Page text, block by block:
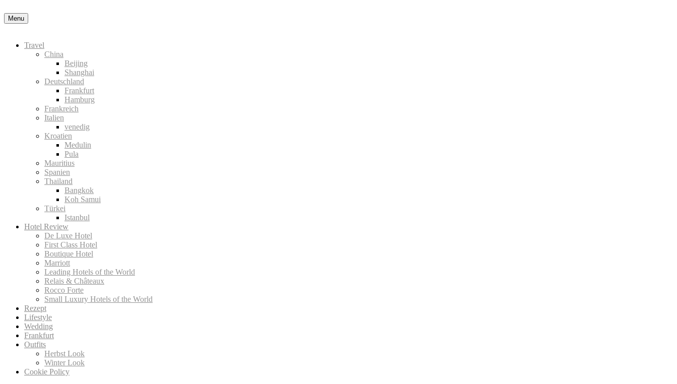
Menu
Travel
China
Beijing
Shanghai
Deutschland
Frankfurt
Hamburg
Frankreich
Italien
venedig
Kroatien
Medulin
Pula
Mauritius
Spanien
Thailand
Bangkok
Koh Samui
Türkei
Istanbul
Hotel Review
De Luxe Hotel
First Class Hotel
Boutique Hotel
Marriott
Leading Hotels of the World
Relais & Châteaux
Rocco Forte
Small Luxury Hotels of the World
Rezept
Lifestyle
Wedding
Frankfurt
Outfits
Herbst Look
Winter Look
Cookie Policy